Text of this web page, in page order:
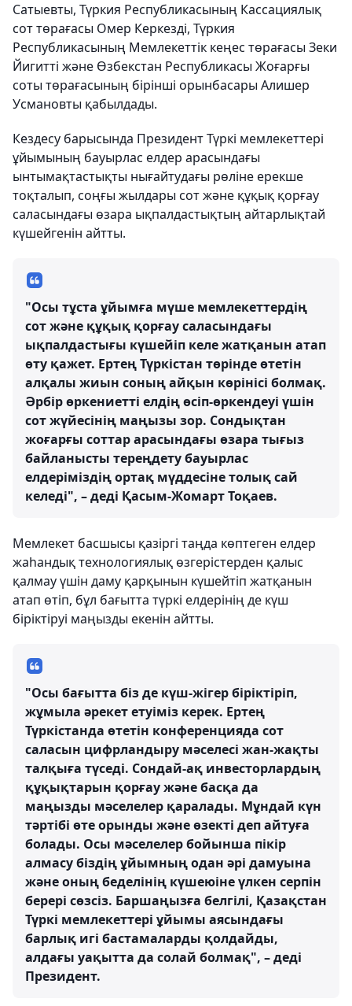
Сатыевты, Түркия Республикасының Кассациялық
сот төрағасы Омер Керкезді, Түркия
Республикасының Мемлекеттік кеңес төрағасы Зеки
Йигитті және Өзбекстан Республикасы Жоғарғы
соты төрағасының бірінші орынбасары Алишер
Усмановты қабылдады.
Кездесу барысында Президент Түркі мемлекеттері
ұйымының бауырлас елдер арасындағы
ынтымақтастықты нығайтудағы рөліне ерекше
тоқталып, соңғы жылдары сот және құқық қорғау
саласындағы өзара ықпалдастықтың айтарлықтай
күшейгенін айтты.
"Осы тұста ұйымға мүше мемлекеттердің
сот және құқық қорғау саласындағы
ықпалдастығы күшейіп келе жатқанын атап
өту қажет. Ертең Түркістан төрінде өтетін
алқалы жиын соның айқын көрінісі болмақ.
Әрбір өркениетті елдің өсіп-өркендеуі үшін
сот жүйесінің маңызы зор. Сондықтан
жоғарғы соттар арасындағы өзара тығыз
байланысты тереңдету бауырлас
елдеріміздің ортақ мүддесіне толық сай
келеді", – деді Қасым-Жомарт Тоқаев.
Мемлекет басшысы қазіргі таңда көптеген елдер
жаһандық технологиялық өзгерістерден қалыс
қалмау үшін даму қарқынын күшейтіп жатқанын
атап өтіп, бұл бағытта түркі елдерінің де күш
біріктіруі маңызды екенін айтты.
"Осы бағытта біз де күш-жігер біріктіріп,
жұмыла әрекет етуіміз керек. Ертең
Түркістанда өтетін конференцияда сот
саласын цифрландыру мәселесі жан-жақты
талқыға түседі. Сондай-ақ инвесторлардың
құқықтарын қорғау және басқа да
маңызды мәселелер қаралады. Мұндай күн
тәртібі өте орынды және өзекті деп айтуға
болады. Осы мәселелер бойынша пікір
алмасу біздің ұйымның одан әрі дамуына
және оның беделінің күшеюіне үлкен серпін
берері сөзсіз. Баршаңызға белгілі, Қазақстан
Түркі мемлекеттері ұйымы аясындағы
барлық игі бастамаларды қолдайды,
алдағы уақытта да солай болмақ", – деді
Президент.